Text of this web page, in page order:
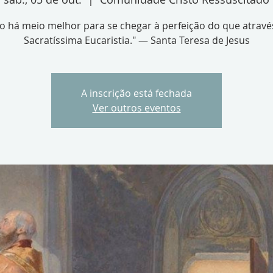
há meio melhor para se chegar à perfeição do que
Sacratíssima Eucaristia." — Santa Teresa de Jesus
A inscrição está fechada
Ver outros eventos